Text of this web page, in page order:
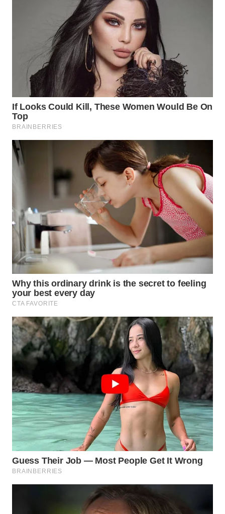
MANDALIKA
LIKUPANG
WN
LABUANBAJO
WN
BORNEO
WAHANA
NEWS
WAHANA
TANI
WAHANA
ADVOKAT
WAHANA
INFRASTRUKTUR
KONSUMEN
WAHANA
LISTRIK
WAHANA
TRAVEL